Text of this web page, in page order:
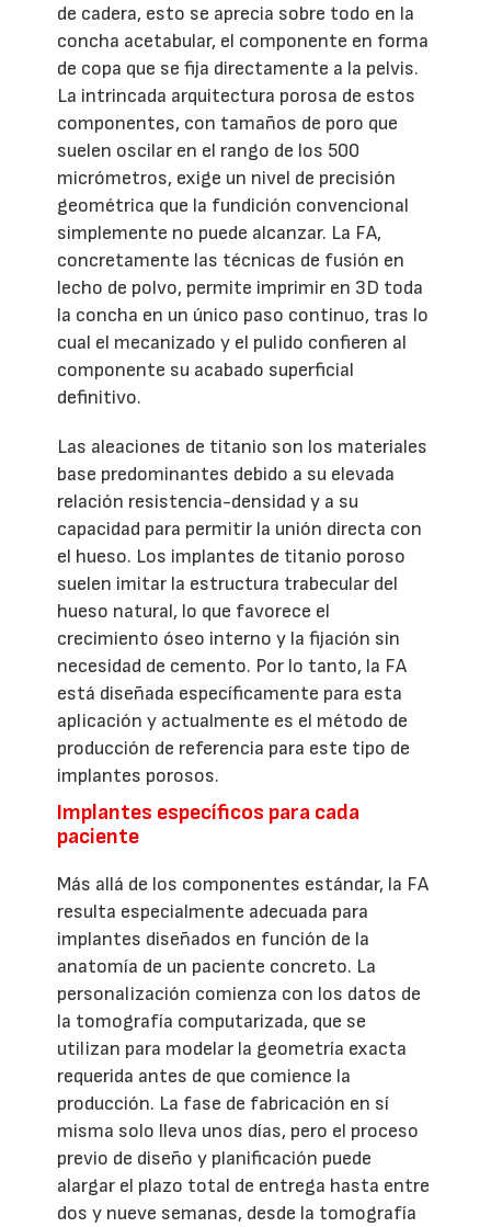
de cadera, esto se aprecia sobre todo en la
concha acetabular, el componente en forma
de copa que se fija directamente a la pelvis.
La intrincada arquitectura porosa de estos
componentes, con tamaños de poro que
suelen oscilar en el rango de los 500
micrómetros, exige un nivel de precisión
geométrica que la fundición convencional
simplemente no puede alcanzar. La FA,
concretamente las técnicas de fusión en
lecho de polvo, permite imprimir en 3D toda
la concha en un único paso continuo, tras lo
cual el mecanizado y el pulido confieren al
componente su acabado superficial
definitivo.
Las aleaciones de titanio son los materiales
base predominantes debido a su elevada
relación resistencia-densidad y a su
capacidad para permitir la unión directa con
el hueso. Los implantes de titanio poroso
suelen imitar la estructura trabecular del
hueso natural, lo que favorece el
crecimiento óseo interno y la fijación sin
necesidad de cemento. Por lo tanto, la FA
está diseñada específicamente para esta
aplicación y actualmente es el método de
producción de referencia para este tipo de
implantes porosos.
Implantes específicos para cada
paciente
Más allá de los componentes estándar, la FA
resulta especialmente adecuada para
implantes diseñados en función de la
anatomía de un paciente concreto. La
personalización comienza con los datos de
la tomografía computarizada, que se
utilizan para modelar la geometría exacta
requerida antes de que comience la
producción. La fase de fabricación en sí
misma solo lleva unos días, pero el proceso
previo de diseño y planificación puede
alargar el plazo total de entrega hasta entre
dos y nueve semanas, desde la tomografía